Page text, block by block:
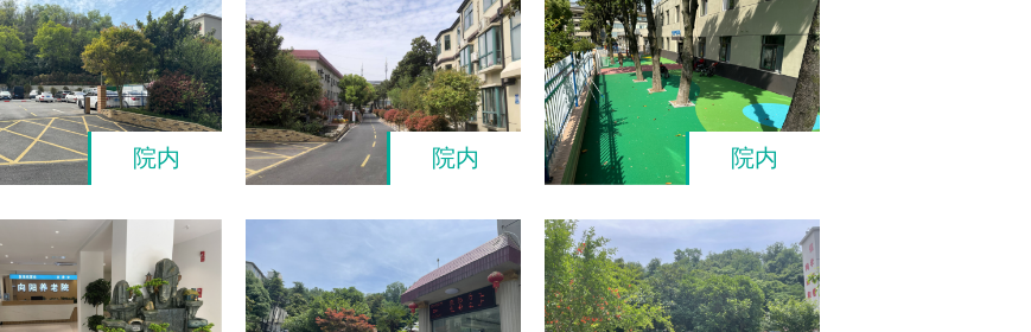
院内 院内 院内